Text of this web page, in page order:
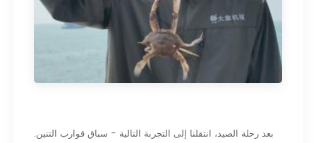
بعد رحلة الصيد، انتقلنا إلى التجربة التالية - سباق قوارب التنين.